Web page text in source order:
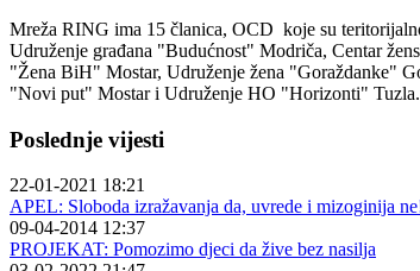
Mreža RING ima 15 članica, OCD koje su
Udruženje građana "Budućnost" Modriča, Centar
"Žena BiH" Mostar, Udruženje žena "Goraždanke"
"Novi put" Mostar i Udruženje HO "Horizonti" Tuzla.
Poslednje vijesti
22-01-2021 18:21
APEL: Sloboda izražavanja da, uvrede i mizoginija
09-04-2014 12:37
PROJEKAT: Pomozimo djeci da žive bez nasilja